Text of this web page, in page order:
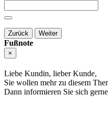
Zurück Weiter
Fußnote
×
Liebe Kundin, lieber Kunde,
Sie wollen mehr zu diesem
Dann informieren Sie sich